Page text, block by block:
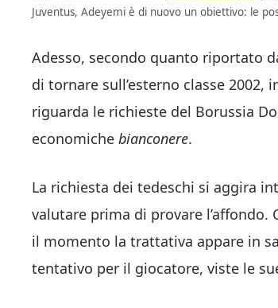
Juventus, Adeyemi è di nuovo un obiettivo: le
Adesso, secondo quanto riportato
di tornare sull’esterno classe
riguarda le richieste del Borussia
economiche bianconere.
La richiesta dei tedeschi si aggira
valutare prima di provare
il momento la trattativa appare in
tentativo per il giocatore, viste le